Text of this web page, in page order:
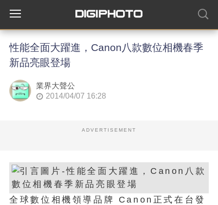
性能全面大躍進，Canon八款數位相機春季
新品亮眼登場
業界大聲公
2014/04/07 16:28
ADVERTISEMENT
全球數位相機領導品牌 Canon正式在台發